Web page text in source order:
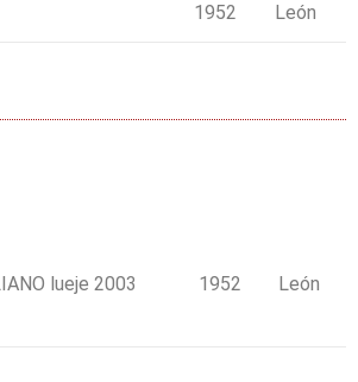
1952 León
lueje 2003
1952 León